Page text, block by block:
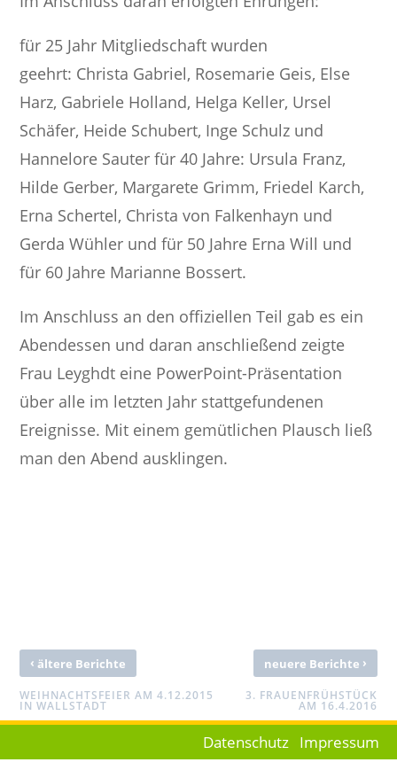
für 25 Jahr Mitgliedschaft wurden
geehrt: Christa Gabriel, Rosemarie Geis, Else
Harz, Gabriele Holland, Helga Keller, Ursel
Schäfer, Heide Schubert, Inge Schulz und
Hannelore Sauter für 40 Jahre: Ursula Franz,
Hilde Gerber, Margarete Grimm, Friedel Karch,
Erna Schertel, Christa von Falkenhayn und
Gerda Wühler und für 50 Jahre Erna Will und
für 60 Jahre Marianne Bossert.
Im Anschluss an den offiziellen Teil gab es ein
Abendessen und daran anschließend zeigte
Frau Leyghdt eine PowerPoint-Präsentation
über alle im letzten Jahr stattgefundenen
Ereignisse. Mit einem gemütlichen Plausch ließ
man den Abend ausklingen.
‹ ältere Berichte
WEIHNACHTSFEIER AM 4.12.2015
IN WALLSTADT
neuere Berichte ›
3. FRAUENFRÜHSTÜCK
AM 16.4.2016
Datenschutz Impressum